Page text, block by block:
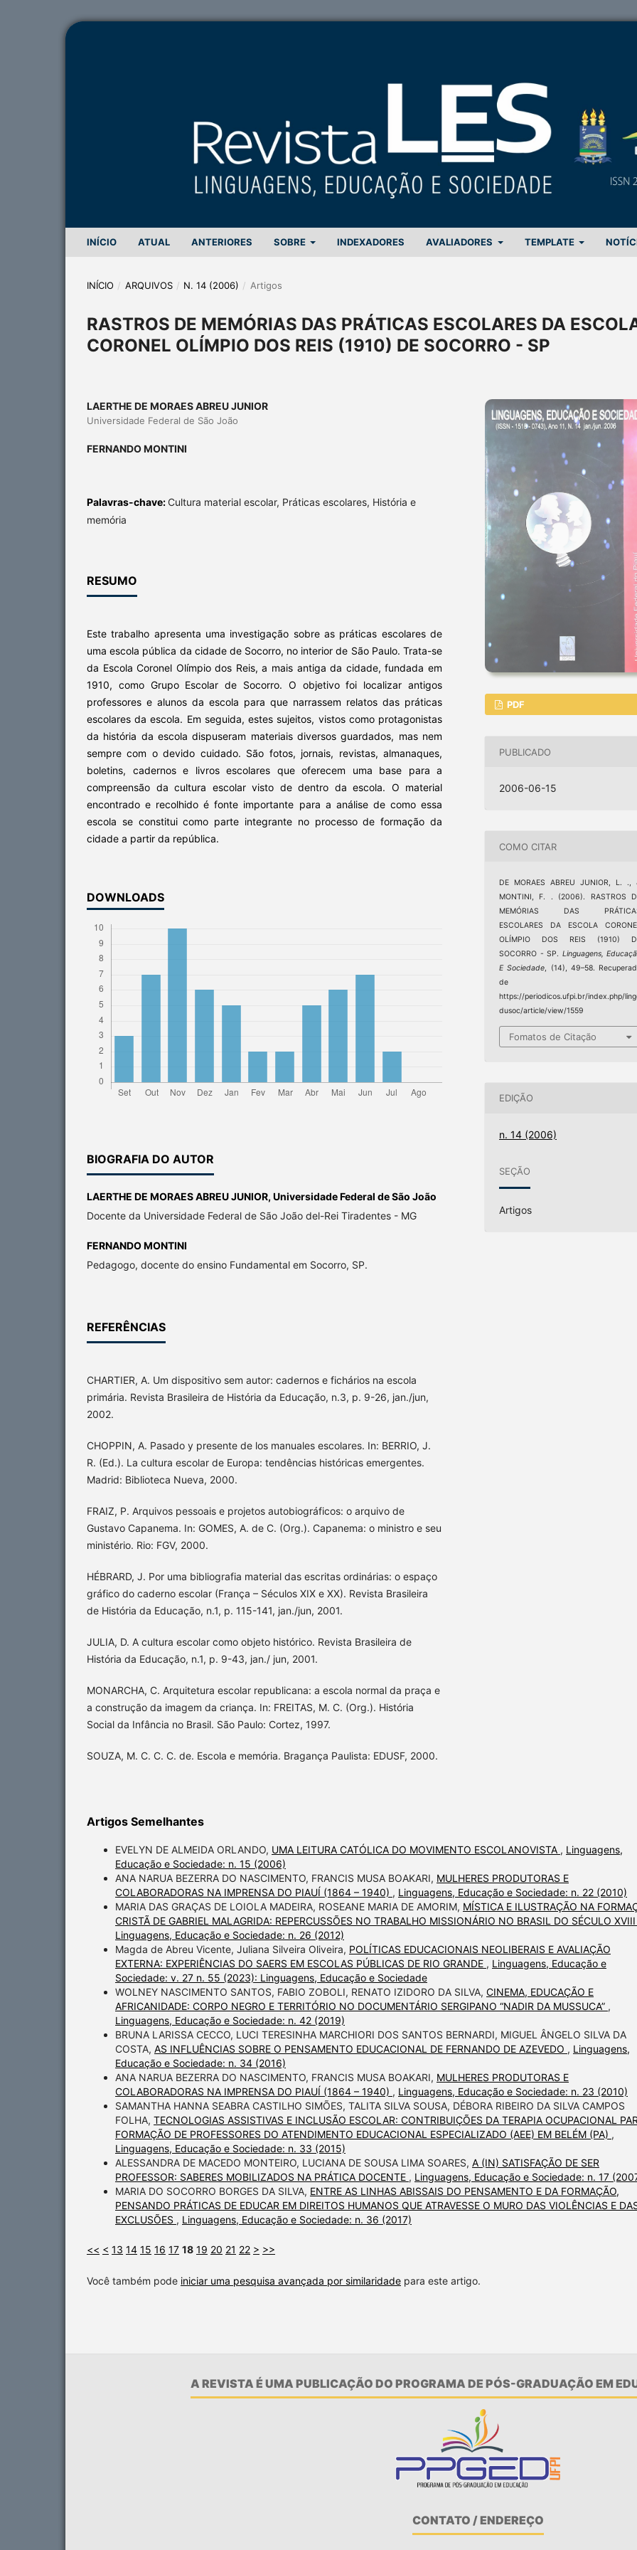
INÍCIO ATUAL ANTERIORES SOBRE INDEXADORES AVALIADORES TEMPLATE
INÍCIO / ARQUIVOS / N. 14 (2006) / Artigos
RASTROS DE MEMÓRIAS DAS PRÁTICAS ESCOLARES DA
CORONEL OLÍMPIO DOS REIS (1910) DE SOCORRO - SP
LAERTHE DE MORAES ABREU JUNIOR
Universidade Federal de São João
FERNANDO MONTINI
Palavras-chave: Cultura material escolar, Práticas escolares, História e
memória
RESUMO
Este trabalho apresenta uma investigação sobre as práticas escolares de
uma escola pública da cidade de Socorro, no interior de São Paulo. Trata-se
da Escola Coronel Olímpio dos Reis, a mais antiga da cidade, fundada em
1910, como Grupo Escolar de Socorro. O objetivo foi localizar antigos
professores e alunos da escola para que narrassem relatos das práticas
escolares da escola. Em seguida, estes sujeitos, vistos como protagonistas
da história da escola dispuseram materiais diversos guardados, mas nem
sempre com o devido cuidado. São fotos, jornais, revistas, almanaques,
boletins, cadernos e livros escolares que oferecem uma base para a
compreensão da cultura escolar visto de dentro da escola. O material
encontrado e recolhido é fonte importante para a análise de como essa
escola se constitui como parte integrante no processo de formação da
cidade a partir da república.
DOWNLOADS
BIOGRAFIA DO AUTOR
LAERTHE DE MORAES ABREU JUNIOR, Universidade Federal de São João
Docente da Universidade Federal de São João del-Rei Tiradentes - MG
FERNANDO MONTINI
Pedagogo, docente do ensino Fundamental em Socorro, SP.
REFERÊNCIAS
CHARTIER, A. Um dispositivo sem autor: cadernos e fichários na escola
primária. Revista Brasileira de História da Educação, n.3, p. 9-26, jan./jun,
2002.
CHOPPIN, A. Pasado y presente de los manuales escolares. In: BERRIO, J.
R. (Ed.). La cultura escolar de Europa: tendências históricas emergentes.
Madrid: Biblioteca Nueva, 2000.
FRAIZ, P. Arquivos pessoais e projetos autobiográficos: o arquivo de
Gustavo Capanema. In: GOMES, A. de C. (Org.). Capanema: o ministro e seu
ministério. Rio: FGV, 2000.
HÉBRARD, J. Por uma bibliografia material das escritas ordinárias: o espaço
gráfico do caderno escolar (França – Séculos XIX e XX). Revista Brasileira
de História da Educação, n.1, p. 115-141, jan./jun, 2001.
JULIA, D. A cultura escolar como objeto histórico. Revista Brasileira de
História da Educação, n.1, p. 9-43, jan./ jun, 2001.
MONARCHA, C. Arquitetura escolar republicana: a escola normal da praça e
a construção da imagem da criança. In: FREITAS, M. C. (Org.). História
Social da Infância no Brasil. São Paulo: Cortez, 1997.
SOUZA, M. C. C. C. de. Escola e memória. Bragança Paulista: EDUSF, 2000.
PDF
PUBLICADO
2006-06-15
COMO CITAR
DE MORAES ABREU JUNIOR, L. .,
MONTINI, F. . (2006). RASTROS
MEMÓRIAS DAS
ESCOLARES DA ESCOLA
OLÍMPIO DOS REIS (1910)
SOCORRO - SP. Linguagens,
E Sociedade, (14), 49–58.
de
https://periodicos.ufpi.br/index.php/
dusoc/article/view/1559
Fomatos de Citação
EDIÇÃO
n. 14 (2006)
SEÇÃO
Artigos
Artigos Semelhantes
EVELYN DE ALMEIDA ORLANDO, UMA LEITURA CATÓLICA DO MOVIMENTO ESCOLANOVISTA , Linguagens,
Educação e Sociedade: n. 15 (2006)
ANA NARUA BEZERRA DO NASCIMENTO, FRANCIS MUSA BOAKARI, MULHERES PRODUTORAS E
COLABORADORAS NA IMPRENSA DO PIAUÍ (1864 – 1940) , Linguagens, Educação e Sociedade: n. 22 (2010)
MARIA DAS GRAÇAS DE LOIOLA MADEIRA, ROSEANE MARIA DE AMORIM, MÍSTICA E ILUSTRAÇÃO NA
CRISTÃ DE GABRIEL MALAGRIDA: REPERCUSSÕES NO TRABALHO MISSIONÁRIO NO BRASIL DO SÉCULO
Linguagens, Educação e Sociedade: n. 26 (2012)
Magda de Abreu Vicente, Juliana Silveira Oliveira, POLÍTICAS EDUCACIONAIS NEOLIBERAIS E AVALIAÇÃO
EXTERNA: EXPERIÊNCIAS DO SAERS EM ESCOLAS PÚBLICAS DE RIO GRANDE , Linguagens, Educação e
Sociedade: v. 27 n. 55 (2023): Linguagens, Educação e Sociedade
WOLNEY NASCIMENTO SANTOS, FABIO ZOBOLI, RENATO IZIDORO DA SILVA, CINEMA, EDUCAÇÃO E
AFRICANIDADE: CORPO NEGRO E TERRITÓRIO NO DOCUMENTÁRIO SERGIPANO “NADIR DA MUSSUCA” ,
Linguagens, Educação e Sociedade: n. 42 (2019)
BRUNA LARISSA CECCO, LUCI TERESINHA MARCHIORI DOS SANTOS BERNARDI, MIGUEL ÂNGELO SILVA DA
COSTA, AS INFLUÊNCIAS SOBRE O PENSAMENTO EDUCACIONAL DE FERNANDO DE AZEVEDO , Linguagens,
Educação e Sociedade: n. 34 (2016)
ANA NARUA BEZERRA DO NASCIMENTO, FRANCIS MUSA BOAKARI, MULHERES PRODUTORAS E
COLABORADORAS NA IMPRENSA DO PIAUÍ (1864 – 1940) , Linguagens, Educação e Sociedade: n. 23 (2010)
SAMANTHA HANNA SEABRA CASTILHO SIMÕES, TALITA SILVA SOUSA, DÉBORA RIBEIRO DA SILVA CAMPOS
FOLHA, TECNOLOGIAS ASSISTIVAS E INCLUSÃO ESCOLAR: CONTRIBUIÇÕES DA TERAPIA OCUPACIONAL
FORMAÇÃO DE PROFESSORES DO ATENDIMENTO EDUCACIONAL ESPECIALIZADO (AEE) EM BELÉM (PA) ,
Linguagens, Educação e Sociedade: n. 33 (2015)
ALESSANDRA DE MACEDO MONTEIRO, LUCIANA DE SOUSA LIMA SOARES, A (IN) SATISFAÇÃO DE SER
PROFESSOR: SABERES MOBILIZADOS NA PRÁTICA DOCENTE , Linguagens, Educação e Sociedade: n. 17
MARIA DO SOCORRO BORGES DA SILVA, ENTRE AS LINHAS ABISSAIS DO PENSAMENTO E DA FORMAÇÃO,
PENSANDO PRÁTICAS DE EDUCAR EM DIREITOS HUMANOS QUE ATRAVESSE O MURO DAS VIOLÊNCIAS E
EXCLUSÕES , Linguagens, Educação e Sociedade: n. 36 (2017)
<< < 13 14 15 16 17 18 19 20 21 22 > >>
Você também pode iniciar uma pesquisa avançada por similaridade para este artigo.
A REVISTA É UMA PUBLICAÇÃO DO PROGRAMA DE PÓS-GRADUAÇÃO EM
CONTATO / ENDEREÇO